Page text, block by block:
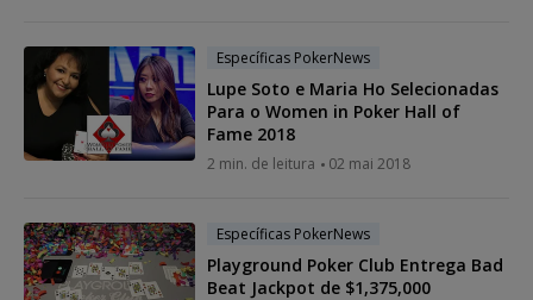
Específicas PokerNews
Lupe Soto e Maria Ho Selecionadas
Para o Women in Poker Hall of
Fame 2018
2 min. de leitura 02 mai 2018
Específicas PokerNews
Playground Poker Club Entrega Bad
Beat Jackpot de $1,375,000